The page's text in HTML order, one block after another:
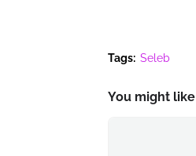
Tags: Seleb
You might like